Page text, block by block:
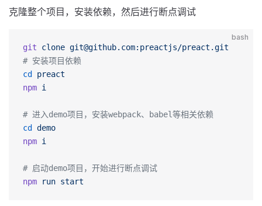
克隆整个项目，安装依赖，然后进行断点调试
bash
git clone git@github.com:preactjs/preact.git
# 安装项目依赖
cd
preact
npm i
# 进入demo项目，安装webpack、babel等相关依赖
cd
demo
npm i
# 启动demo项目，开始进行断点调试
npm run start